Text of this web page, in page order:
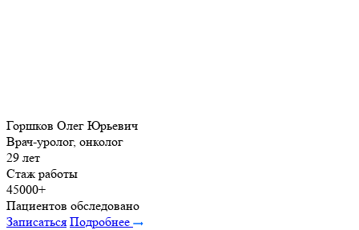
Горшков Олег Юрьевич
Врач-уролог, онколог
29 лет
Стаж работы
45000+
Пациентов обследовано
Записаться Подробнее